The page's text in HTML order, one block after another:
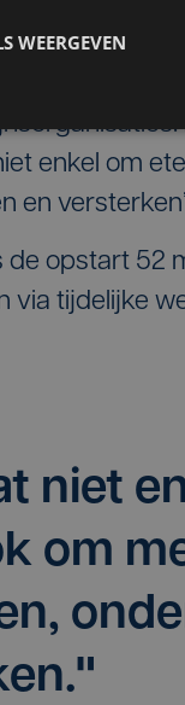
onder meer
enkel om
en
opstart 52
via tijdelijke
niet
om
WEERGEVEN